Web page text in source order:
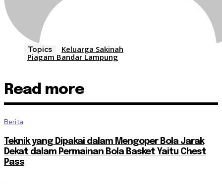
Topics
Keluarga Sakinah
Piagam Bandar Lampung
Read more
Berita
Teknik yang Dipakai dalam Mengoper Bola Jarak
Dekat dalam Permainan Bola Basket Yaitu Chest
Pass